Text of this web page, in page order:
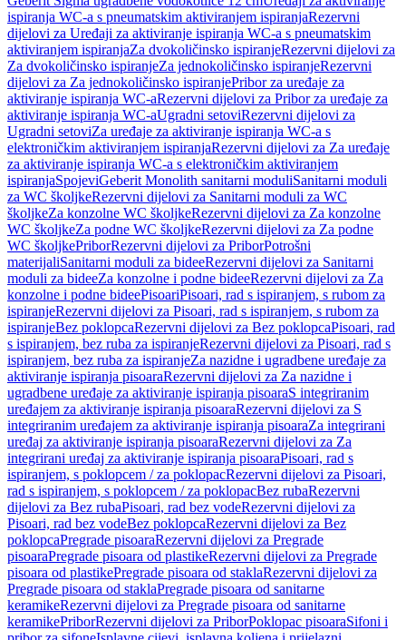
ispiranja WC-a s pneumatskim aktiviranjem ispiranjaRezervni
dijelovi za Uređaji za aktiviranje ispiranja WC-a s pneumatskim
aktiviranjem ispiranjaZa dvokoličinsko ispiranjeRezervni dijelovi za
Za dvokoličinsko ispiranjeZa jednokoličinsko ispiranjeRezervni
dijelovi za Za jednokoličinsko ispiranjePribor za uređaje za
aktiviranje ispiranja WC-aRezervni dijelovi za Pribor za uređaje za
aktiviranje ispiranja WC-aUgradni setoviRezervni dijelovi za
Ugradni setoviZa uređaje za aktiviranje ispiranja WC-a s
elektroničkim aktiviranjem ispiranjaRezervni dijelovi za Za uređaje
za aktiviranje ispiranja WC-a s elektroničkim aktiviranjem
ispiranjaSpojeviGeberit Monolith sanitarni moduliSanitarni moduli
za WC školjkeRezervni dijelovi za Sanitarni moduli za WC
školjkeZa konzolne WC školjkeRezervni dijelovi za Za konzolne
WC školjkeZa podne WC školjkeRezervni dijelovi za Za podne
WC školjkePriborRezervni dijelovi za PriborPotrošni
materijaliSanitarni moduli za bideeRezervni dijelovi za Sanitarni
moduli za bideeZa konzolne i podne bideeRezervni dijelovi za Za
konzolne i podne bideePisoariPisoari, rad s ispiranjem, s rubom za
ispiranjeRezervni dijelovi za Pisoari, rad s ispiranjem, s rubom za
ispiranjeBez poklopcaRezervni dijelovi za Bez poklopcaPisoari, rad
s ispiranjem, bez ruba za ispiranjeRezervni dijelovi za Pisoari, rad s
ispiranjem, bez ruba za ispiranjeZa nazidne i ugradbene uređaje za
aktiviranje ispiranja pisoaraRezervni dijelovi za Za nazidne i
ugradbene uređaje za aktiviranje ispiranja pisoaraS integriranim
uređajem za aktiviranje ispiranja pisoaraRezervni dijelovi za S
integriranim uređajem za aktiviranje ispiranja pisoaraZa integrirani
uređaj za aktiviranje ispiranja pisoaraRezervni dijelovi za Za
integrirani uređaj za aktiviranje ispiranja pisoaraPisoari, rad s
ispiranjem, s poklopcem / za poklopacRezervni dijelovi za Pisoari,
rad s ispiranjem, s poklopcem / za poklopacBez rubaRezervni
dijelovi za Bez rubaPisoari, rad bez vodeRezervni dijelovi za
Pisoari, rad bez vodeBez poklopcaRezervni dijelovi za Bez
poklopcaPregrade pisoaraRezervni dijelovi za Pregrade
pisoaraPregrade pisoara od plastikeRezervni dijelovi za Pregrade
pisoara od plastikePregrade pisoara od staklaRezervni dijelovi za
Pregrade pisoara od staklaPregrade pisoara od sanitarne
keramikeRezervni dijelovi za Pregrade pisoara od sanitarne
keramikePriborRezervni dijelovi za PriborPoklopac pisoaraSifoni i